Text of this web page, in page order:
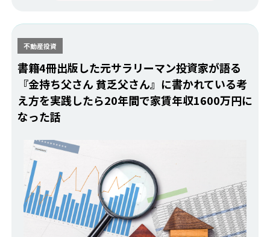
不動産投資
書籍4冊出版した元サラリーマン投資家が語る
『金持ち父さん 貧乏父さん』に書かれている考
え方を実践したら20年間で家賃年収1600万円に
なった話